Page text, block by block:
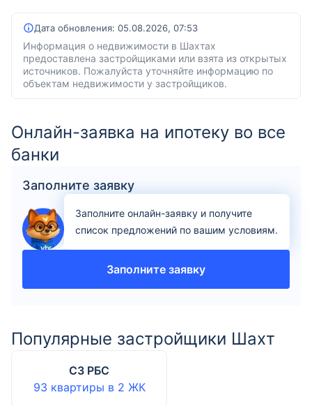
Дата обновления: 05.08.2026, 07:53
Информация о недвижимости в Шахтах
предоставлена застройщиками или взята из открытых
источников. Пожалуйста уточняйте информацию по
объектам недвижимости у застройщиков.
Онлайн-заявка на ипотеку во все
банки
Заполните заявку
Заполните онлайн-заявку и получите
список предложений по вашим условиям.
Заполните заявку
Популярные застройщики Шахт
СЗ РБС
93 квартиры в 2 ЖК